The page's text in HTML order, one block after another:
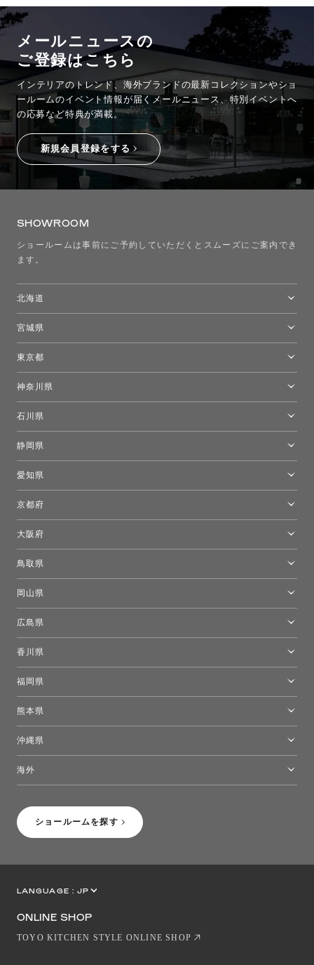
メールニュースの
ご登録はこちら
インテリアのトレンド、海外ブランドの最新コレクションやショ
ールームのイベント情報が 届くメールニュース、特別イベントへ
の応募など特典が満載。
新規会員登録をする
SHOWROOM
ショールームは事前にご予約していただくとスムーズにご案内でき
ます。
ショールームを探す
北海道
宮城県
東京都
モーイ東京
キーブー東京
FLOS｜フロスデザインスペース青山
神奈川県
石川県
静岡県
愛知県
京都府
大阪府
鳥取県
岡山県
広島県
香川県
福岡県
熊本県
沖縄県
海外
LANGUAGE : JP
ONLINE SHOP
TOYO KITCHEN STYLE ONLINE SHOP